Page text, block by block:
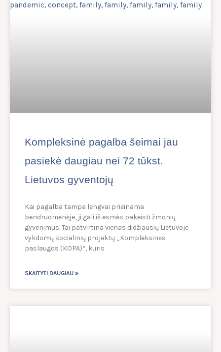
Kompleksinė pagalba šeimai jau
pasiekė daugiau nei 72 tūkst.
Lietuvos gyventojų
Kai pagalba tampa lengvai prieinama
bendruomenėje, ji gali iš esmės pakeisti žmonių
gyvenimus. Tai patvirtina vienas didžiausių Lietuvoje
vykdomų socialinių projektų „Kompleksinės
paslaugos (KOPA)“, kuris
SKAITYTI DAUGIAU »